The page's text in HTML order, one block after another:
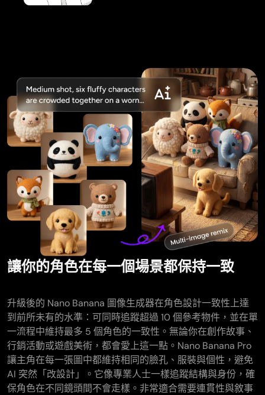
讓你的角色在每一個場景都保持一致
升級後的 Nano Banana 圖像生成器在角色設計一致性上達
到前所未有的水準：可同時追蹤超過 10 個參考物件，並在單
一流程中維持最多 5 個角色的一致性。無論你在創作故事、
行銷活動或遊戲美術，都會愛上這一點。Nano Banana Pro
讓主角在每一張圖中都維持相同的臉孔、服裝與個性，避免
AI 突然「改設計」。它像專業人士一樣追蹤結構與身份，確
保角色在不同鏡頭間不會走樣。非常適合需要連貫性與敘事